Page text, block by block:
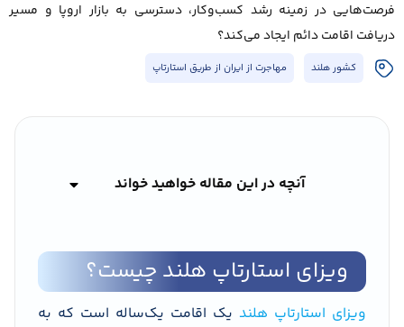
فرصت‌هایی در زمینه رشد کسب‌وکار، دسترسی به بازار اروپا و مسیر
دریافت اقامت دائم ایجاد می‌کند؟
کشور هلند مهاجرت از ایران از طریق استارتاپ
آنچه در این مقاله خواهید خواند
ویزای استارتاپ هلند چیست؟
ویزای استارتاپ هلند یک اقامت یک‌ساله است که به